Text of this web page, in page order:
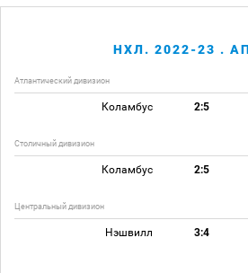
НХЛ. 2022-23 .
Атлантический дивизион
Коламбус 2:5
Столичный дивизион
Коламбус 2:5
Центральный дивизион
Нэшвилл 3:4